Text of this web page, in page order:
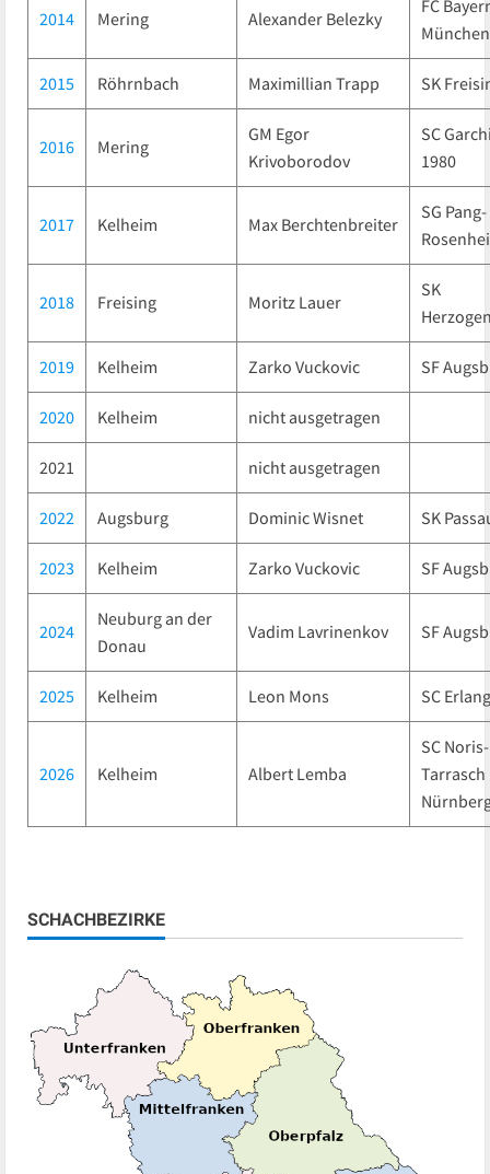
2014 Mering Alexander Belezky
FC
München
2015 Röhrnbach Maximillian Trapp SK
2016 Mering
GM Egor
Krivoborodov
SC
1980
2017 Kelheim Max Berchtenbreiter
SG Pang-
2018 Freising Moritz Lauer
SK
2019 Kelheim Zarko Vuckovic SF
2020 Kelheim nicht ausgetragen
2021 nicht ausgetragen
2022 Augsburg Dominic Wisnet SK
2023 Kelheim Zarko Vuckovic SF
2024
Neuburg an der
Donau
Vadim Lavrinenkov SF
2025 Kelheim Leon Mons SC
2026 Kelheim Albert Lemba
SC Noris-
Tarrasch
SCHACHBEZIRKE